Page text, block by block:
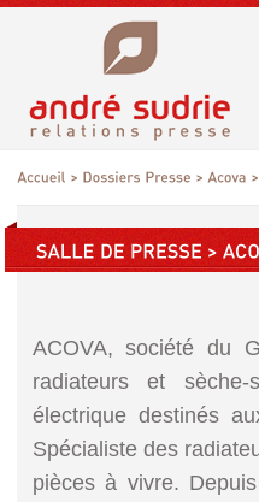
ACOVA, société du
radiateurs et
électrique destinés
Spécialiste des
pièces à vivre.